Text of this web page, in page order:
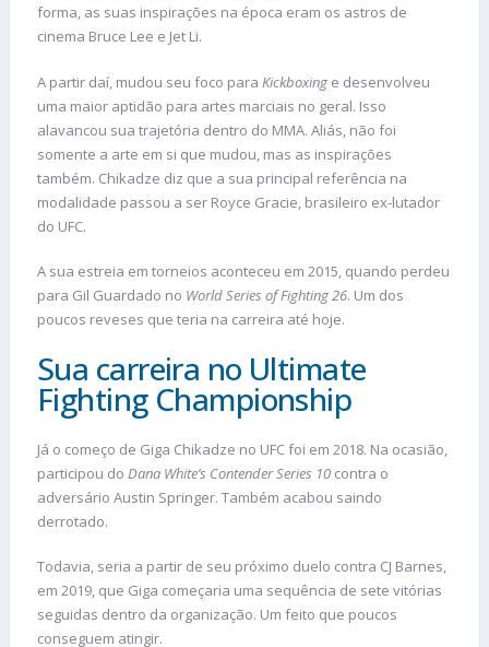
forma, as suas inspirações na época eram os astros de
cinema Bruce Lee e Jet Li.
A partir daí, mudou seu foco para Kickboxing e desenvolveu
uma maior aptidão para artes marciais no geral. Isso
alavancou sua trajetória dentro do MMA. Aliás, não foi
somente a arte em si que mudou, mas as inspirações
também. Chikadze diz que a sua principal referência na
modalidade passou a ser Royce Gracie, brasileiro ex-lutador
do UFC.
A sua estreia em torneios aconteceu em 2015, quando perdeu
para Gil Guardado no World Series of Fighting 26. Um dos
poucos reveses que teria na carreira até hoje.
Sua carreira no Ultimate
Fighting Championship
Já o começo de Giga Chikadze no UFC foi em 2018. Na ocasião,
participou do Dana White’s Contender Series 10 contra o
adversário Austin Springer. Também acabou saindo
derrotado.
Todavia, seria a partir de seu próximo duelo contra CJ Barnes,
em 2019, que Giga começaria uma sequência de sete vitórias
seguidas dentro da organização. Um feito que poucos
conseguem atingir.